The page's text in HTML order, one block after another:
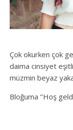
Çok okurken çok
daima cinsiyet
müzmin beyaz
Bloğuma ‘’Hoş